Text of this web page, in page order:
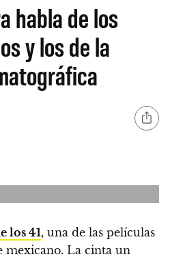
habla de los
y los de la
los 41, una de las películas
mexicano. La cinta un